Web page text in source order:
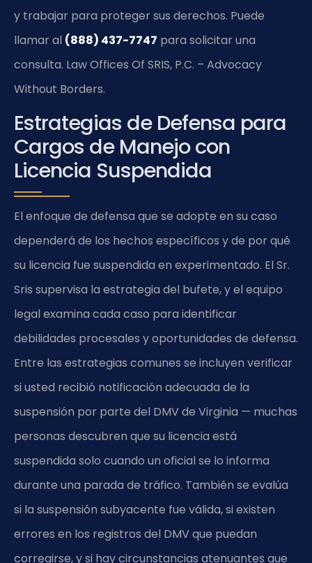
y trabajar para proteger sus derechos. Puede
llamar al (888) 437-7747 para solicitar una
consulta. Law Offices Of SRIS, P.C. – Advocacy
Without Borders.
Estrategias de Defensa para
Cargos de Manejo con
Licencia Suspendida
El enfoque de defensa que se adopte en su caso
dependerá de los hechos específicos y de por qué
su licencia fue suspendida en experimentado. El Sr.
Sris supervisa la estrategia del bufete, y el equipo
legal examina cada caso para identificar
debilidades procesales y oportunidades de defensa.
Entre las estrategias comunes se incluyen verificar
si usted recibió notificación adecuada de la
suspensión por parte del DMV de Virginia — muchas
personas descubren que su licencia está
suspendida solo cuando un oficial se lo informa
durante una parada de tráfico. También se evalúa
si la suspensión subyacente fue válida, si existen
errores en los registros del DMV que puedan
corregirse, y si hay circunstancias atenuantes que